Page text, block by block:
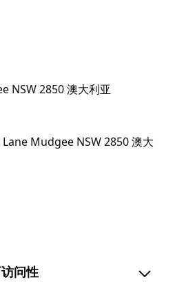
NSW 2850 澳大利亚
访问性